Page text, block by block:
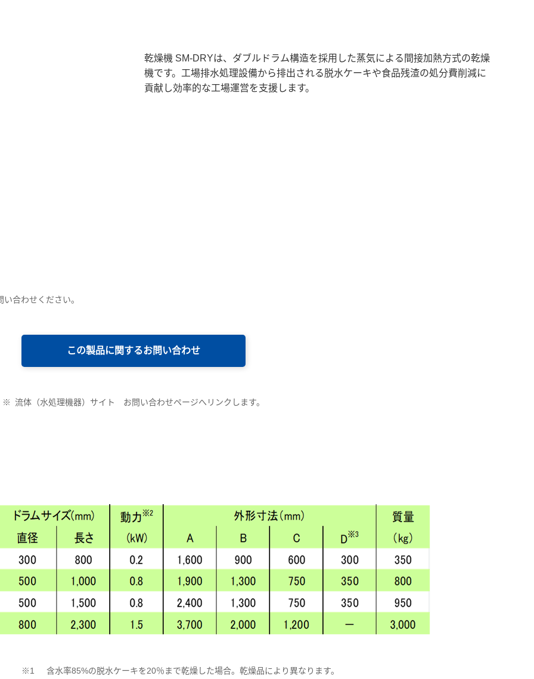
乾燥機 SM-DRYは、ダブルドラム構造を採用した蒸気による間接加熱方式の乾燥
機です。工場排水処理設備から排出される脱水ケーキや食品残渣の処分費削減に
貢献し効率的な工場運営を支援します。
合わせください。
この製品に関するお問い合わせ
※ 流体（水処理機器）サイト お問い合わせページへリンクします。
※1 含水率85%の脱水ケーキを20％まで乾燥した場合。乾燥品により異なります。